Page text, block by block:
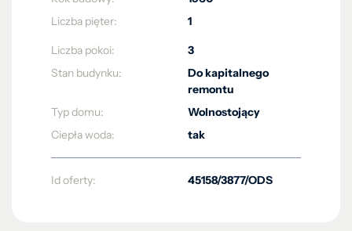
Liczba pięter:
1
Liczba pokoi:
3
Stan budynku:
Do kapitalnego
remontu
Typ domu:
Wolnostojący
Ciepła woda:
tak
Id oferty: 45158/3877/ODS